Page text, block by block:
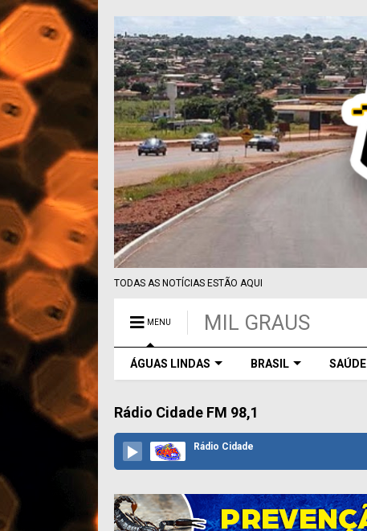
TODAS AS NOTÍCIAS ESTÃO AQUI
MENU MIL GRAUS
ÁGUAS LINDAS BRASIL SAÚDE
Rádio Cidade FM 98,1
Rádio Cidade